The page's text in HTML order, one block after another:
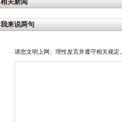
相关新闻
我来说两句
请您文明上网、理性发言并遵守相关规定